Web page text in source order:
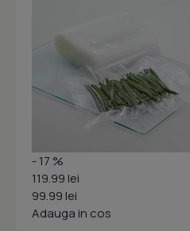
- 17 %
119.99 lei
99.99 lei
Adauga in cos